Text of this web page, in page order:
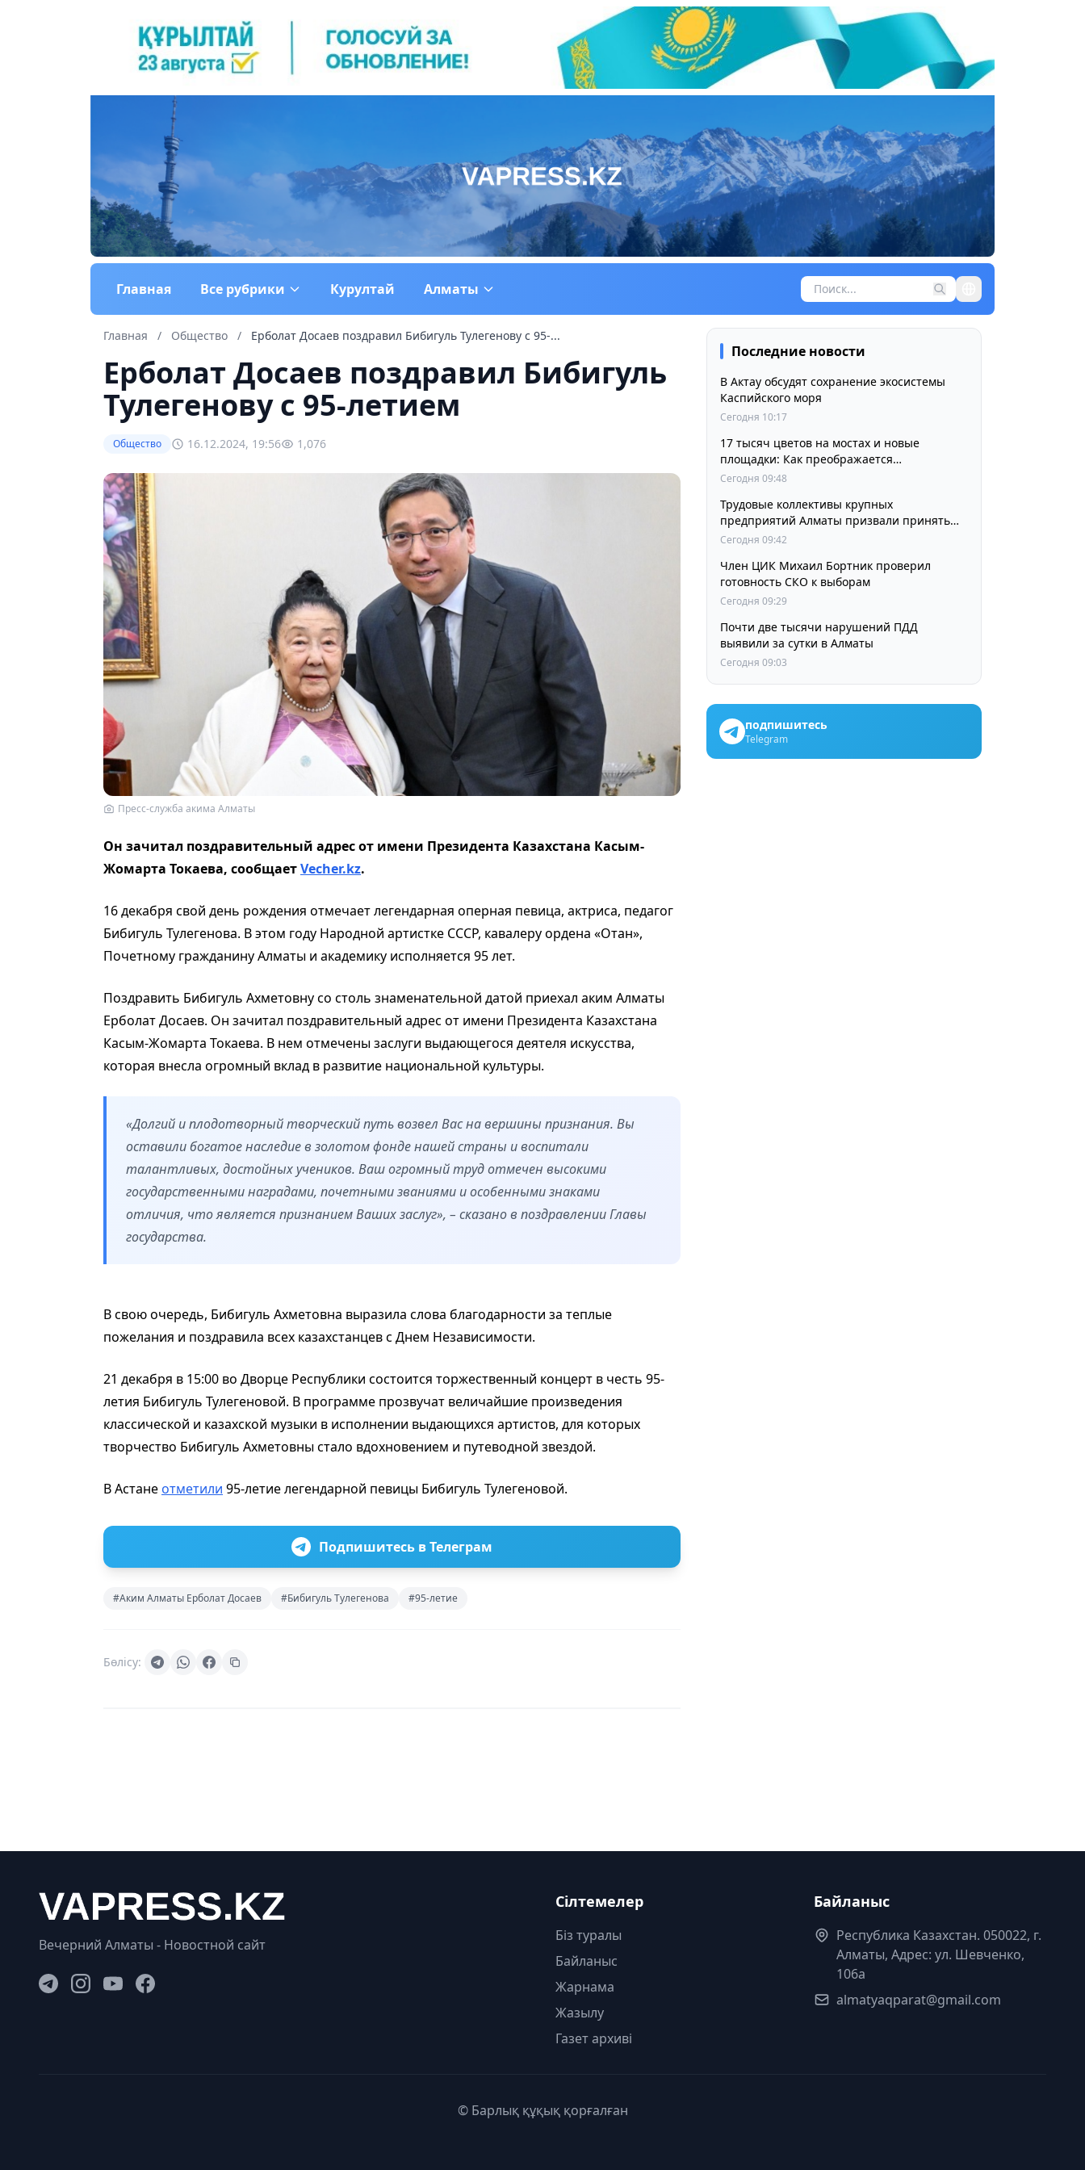
Главная Все рубрики Курултай Алматы
Главная / Общество / Ерболат Досаев поздравил Бибигуль Тулегенову с 95-...
Ерболат Досаев поздравил Бибигуль
Тулегенову с 95-летием
Общество 16.12.2024, 19:56 1,076
Пресс-служба акима Алматы
Он зачитал поздравительный адрес от имени Президента Казахстана Касым-
Жомарта Токаева, сообщаетVecher.kz.
16 декабря свой день рождения отмечает легендарная оперная певица, актриса, педагог
Бибигуль Тулегенова. В этом году Народной артистке СССР, кавалеру ордена «Отан»,
Почетному гражданину Алматы и академику исполняется 95 лет.
Поздравить Бибигуль Ахметовну со столь знаменательной датой приехал аким Алматы
Ерболат Досаев. Он зачитал поздравительный адрес от имени Президента Казахстана
Касым-Жомарта Токаева. В нем отмечены заслуги выдающегося деятеля искусства,
которая внесла огромный вклад в развитие национальной культуры.
«Долгий и плодотворный творческий путь возвел Вас на вершины признания. Вы
оставили богатое наследие в золотом фонде нашей страны и воспитали
талантливых, достойных учеников. Ваш огромный труд отмечен высокими
государственными наградами, почетными званиями и особенными знаками
отличия, что является признанием Ваших заслуг», – сказано в поздравлении Главы
государства.
В свою очередь, Бибигуль Ахметовна выразила слова благодарности за теплые
пожелания и поздравила всех казахстанцев с Днем Независимости.
21 декабря в 15:00 во Дворце Республики состоится торжественный концерт в честь 95-
летия Бибигуль Тулегеновой. В программе прозвучат величайшие произведения
классической и казахской музыки в исполнении выдающихся артистов, для которых
творчество Бибигуль Ахметовны стало вдохновением и путеводной звездой.
В Астане отметили 95-летие легендарной певицы Бибигуль Тулегеновой.
Подпишитесь в Телеграм
#Аким Алматы Ерболат Досаев #Бибигуль Тулегенова #95-летие
Бөлісу:
Последние новости
В Актау обсудят сохранение экосистемы
Каспийского моря
Сегодня 10:17
17 тысяч цветов на мостах и новые
площадки: Как преображается
Наурызбайский район
Сегодня 09:48
Трудовые коллективы крупных
предприятий Алматы призвали принять
участие в выборах членов Курултая
Сегодня 09:42
Член ЦИК Михаил Бортник проверил
готовность СКО к выборам
Сегодня 09:29
Почти две тысячи нарушений ПДД
выявили за сутки в Алматы
Сегодня 09:03
подпишитесь
Telegram
Вечерний Алматы - Новостной сайт
Сілтемелер
Біз туралы
Байланыс
Жарнама
Жазылу
Газет архиві
Байланыс
Республика Казахстан. 050022, г.
Алматы, Адрес: ул. Шевченко,
106а
almatyaqparat@gmail.com
© Барлық құқық қорғалған